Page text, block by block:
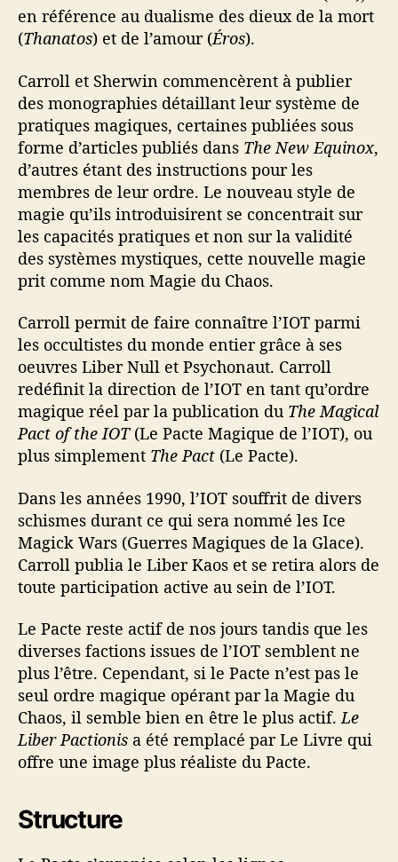
en référence au dualisme des dieux de la mort
(Thanatos) et de l’amour (Éros).
Carroll et Sherwin commencèrent à publier
des monographies détaillant leur système de
pratiques magiques, certaines publiées sous
forme d’articles publiés dans The New Equinox,
d’autres étant des instructions pour les
membres de leur ordre. Le nouveau style de
magie qu’ils introduisirent se concentrait sur
les capacités pratiques et non sur la validité
des systèmes mystiques, cette nouvelle magie
prit comme nom Magie du Chaos.
Carroll permit de faire connaître l’IOT parmi
les occultistes du monde entier grâce à ses
oeuvres Liber Null et Psychonaut. Carroll
redéfinit la direction de l’IOT en tant qu’ordre
magique réel par la publication du The Magical
Pact of the IOT(Le Pacte Magique de l’IOT), ou
plus simplement The Pact (Le Pacte).
Dans les années 1990, l’IOT souffrit de divers
schismes durant ce qui sera nommé les Ice
Magick Wars (Guerres Magiques de la Glace).
Carroll publia le Liber Kaos et se retira alors de
toute participation active au sein de l’IOT.
Le Pacte reste actif de nos jours tandis que les
diverses factions issues de l’IOT semblent ne
plus l’être. Cependant, si le Pacte n’est pas le
seul ordre magique opérant par la Magie du
Chaos, il semble bien en être le plus actif.Le
Liber Pactionis a été remplacé par Le Livre qui
offre une image plus réaliste du Pacte.
Structure